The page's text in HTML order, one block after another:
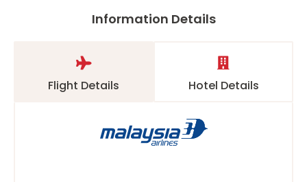
Information Details
Flight Details Hotel Details